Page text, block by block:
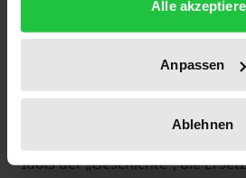
Alle
Anpassen
Ablehnen
zustande, der – jede
Autonomie der Person
auf einen bloßen Teil der Natur
herabsetzte. Der Verfasser
Idols der „Geschichte“, die